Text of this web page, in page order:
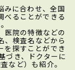
みに合わせ、全国
べることができる
医院の特徴などの
、検査名などから
を探すことができ
づき、ドクターに
など）も紹介。